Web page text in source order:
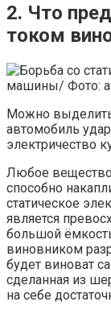
2. Что
током
Можно
автомобиль
электричество
Любое
способно
статическое
является
большой
виновником
будет виноват
сделанная из
на себе